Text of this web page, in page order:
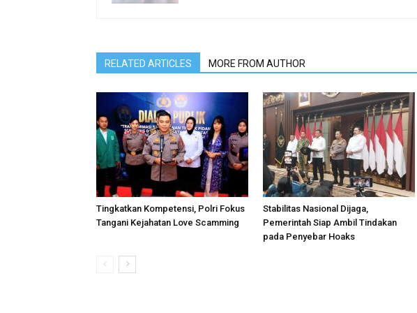
RELATED ARTICLES MORE FROM AUTHOR
Tingkatkan Kompetensi, Polri Fokus
Tangani Kejahatan Love Scamming
Stabilitas Nasional Dijaga,
Pemerintah Siap Ambil Tindakan
pada Penyebar Hoaks